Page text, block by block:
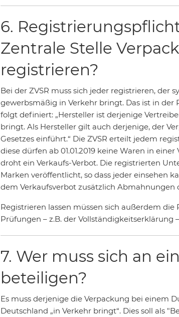
6.
Zentrale Stelle
registrieren?
Bei der ZVSR muss sich jeder registrieren,
gewerbsmäßig in Verkehr bringt. Das ist in der
folgt definiert: „Hersteller ist derjenige
bringt. Als Hersteller gilt auch derjenige, der
Gesetzes einführt.“ Die ZVSR erteilt jedem
diese dürfen ab 01.01.2019 keine Waren in
droht ein Verkaufs-Verbot. Die registrierten
Marken veröffentlicht, so dass jeder einsehen
dem Verkaufsverbot zusätzlich Abmahnungen
Registrieren lassen müssen sich außerdem
Prüfungen – z.B. der Vollständigkeitserklärung
7. Wer muss sich an
beteiligen?
Es muss derjenige die Verpackung bei einem
Deutschland „in Verkehr bringt“. Dies soll als